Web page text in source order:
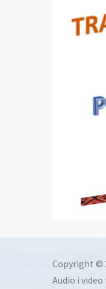
Copyright ©
Audio i